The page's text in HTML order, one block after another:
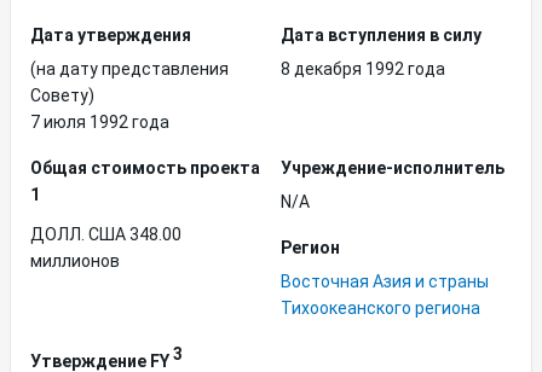
Дата утверждения
(на дату представления
Совету)
7 июля 1992 года
Дата вступления в силу
8 декабря 1992 года
Общая стоимость проекта
1
ДОЛЛ. США 348.00
миллионов
Учреждение-исполнитель
N/A
Регион
Восточная Азия и страны
Тихоокеанского региона
Утверждение FY3